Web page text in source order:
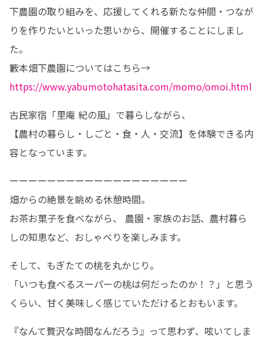
下農園の取り組みを、応援してくれる新たな仲間・つなが
りを作りたいといった思いから、開催することにしまし
た。
https://www.yabumotohatasita.com/momo/omoi.html
古民家宿「里庵 紀の風」で暮らしながら、
【農村の暮らし・しごと・食・人・交流】を体験できる内
容となっています。
ーーーーーーーーーーーーーーーーーーー
畑からの絶景を眺める休憩時間。
お茶お菓子を食べながら、 農園・家族のお話、農村暮ら
しの知恵など、おしゃべりを楽しみます。
そして、もぎたての桃を丸かじり。
「いつも食べるスーパーの桃は何だったのか！？」と思う
くらい、甘く美味しく感じていただけるとおもいます。
『なんて贅沢な時間なんだろう』って思わず、呟いてしま